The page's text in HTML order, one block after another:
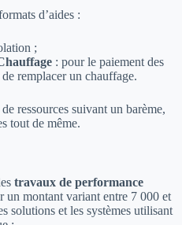
d’aides :
;
: pour le paiement des
remplacer un chauffage.
ressources suivant un barème,
tout de même.
travaux de performance
un montant variant entre 7 000 et
solutions et les systèmes utilisant